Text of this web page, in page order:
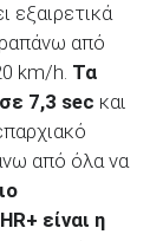
εξαιρετικά
από
km/h. Τα
7,3 sec και
από όλα να
είναι η